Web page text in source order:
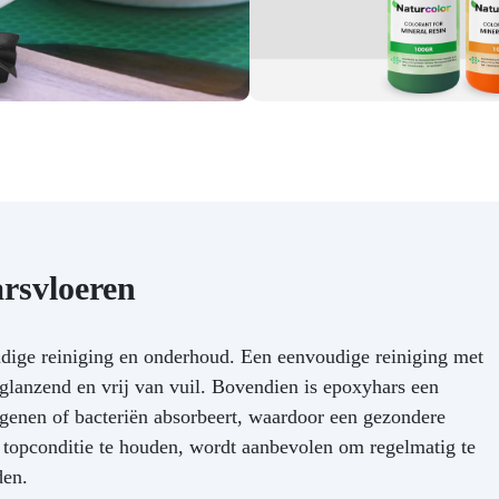
Shop nu en maak kunst
met een groenere twist!
door-en-door gekleurde
speciaal ontwikkeld voor
bescherming, renovatie
afwerking van zowel
reiniging en onderhoud. Een eenvoudige reiniging met
en vrij van vuil. Bovendien is epoxyhars een
of bacteriën absorbeert, waardoor een gezondere
te houden, wordt aanbevolen om regelmatig te